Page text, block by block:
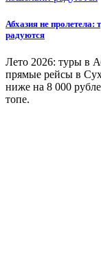
Абхазия не
радуются
Лето 2026: туры в
прямые рейсы в
ниже на 8 000
топе.